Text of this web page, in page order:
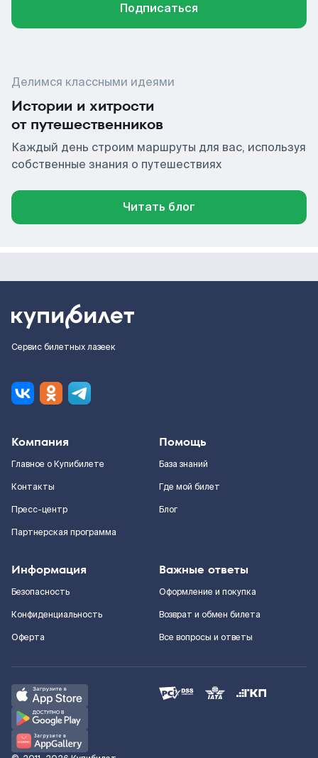
Подписаться
Делимся классными идеями
Истории и хитрости
от путешественников
Каждый день строим маршруты для вас, используя
собственные знания о путешествиях
Читать блог
Сервис билетных лазеек
Компания
Главное о Купибилете
Контакты
Пресс-центр
Партнерская программа
Помощь
База знаний
Где мой билет
Блог
Информация
Безопасность
Конфиденциальность
Оферта
Важные ответы
Оформление и покупка
Возврат и обмен билета
Все вопросы и ответы